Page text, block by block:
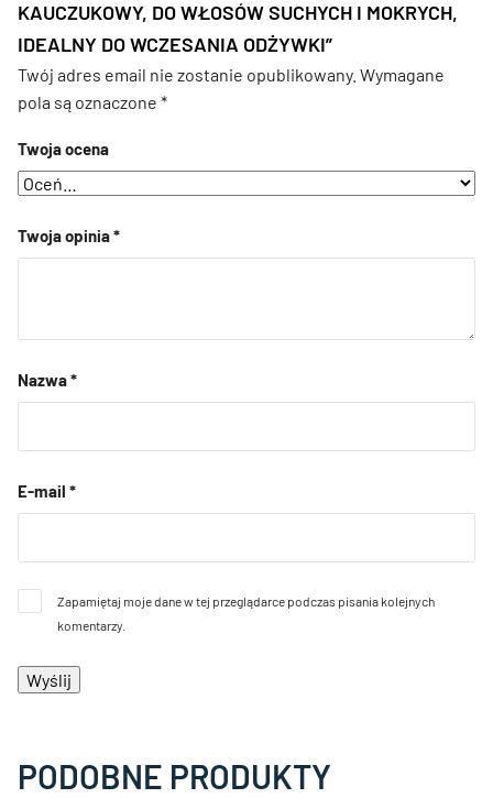
KAUCZUKOWY, DO WŁOSÓW SUCHYCH I MOKRYCH,
IDEALNY DO WCZESANIA ODŻYWKI”
Twój adres email nie zostanie opublikowany. Wymagane
pola są oznaczone *
Twoja ocena
Twoja opinia*
Nazwa*
E-mail *
Zapamiętaj moje dane w tej przeglądarce podczas pisania kolejnych
komentarzy.
PODOBNE PRODUKTY